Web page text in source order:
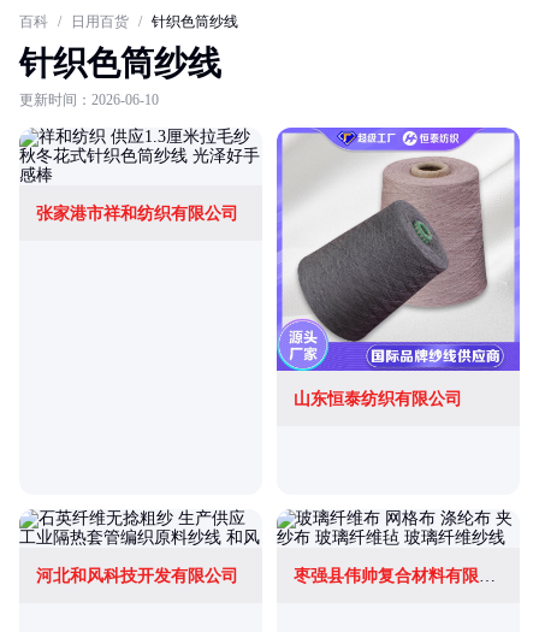
百科 / 日用百货 / 针织色筒纱线
针织色筒纱线
更新时间：2026-06-10
张家港市祥和纺织有限公司
山东恒泰纺织有限公司
河北和风科技开发有限公司